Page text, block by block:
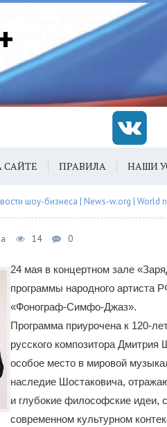
САЙТЕ ПРАВИЛА НАШИ
шоу-бизнеса | News-w.org | World
14 0
24 мая в концертном зале
программы народного артиста
«Фонограф-Симфо-Джаз».
Программа приурочена к 120-
русского композитора Дмитрия
особое место в мировой
наследие Шостаковича,
и глубокие философские идеи,
современном культурном